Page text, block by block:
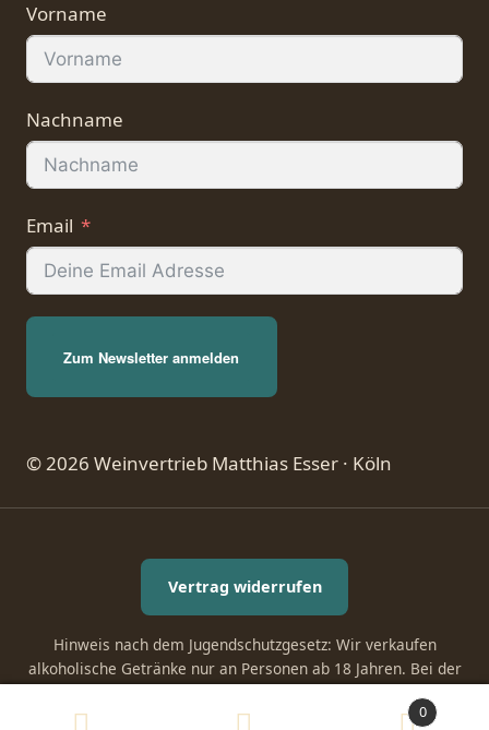
Vorname
Nachname
Email
Zum Newsletter anmelden
© 2026 Weinvertrieb Matthias Esser · Köln
0
Vertrag widerrufen
Hinweis nach dem Jugendschutzgesetz: Wir verkaufen
alkoholische Getränke nur an Personen ab 18 Jahren. Bei der
Zustellung kann ein Altersnachweis verlangt werden.